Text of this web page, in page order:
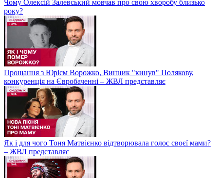
Чому Олексій Залевський мовчав про свою хворобу близько
року?
Прощання з Юрієм Ворожко, Винник "кинув" Полякову,
конкуренція на Євробаченні – ЖВЛ представляє
Як і для чого Тоня Матвієнко відтворювала голос своєї мами?
– ЖВЛ представляє